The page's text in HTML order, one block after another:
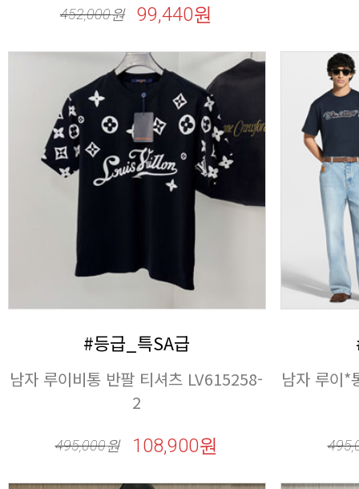
452,000원 99,440원
#등급_특SA급
2
495,000원 108,900원